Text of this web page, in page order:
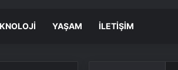
YAŞAM İLETIŞIM